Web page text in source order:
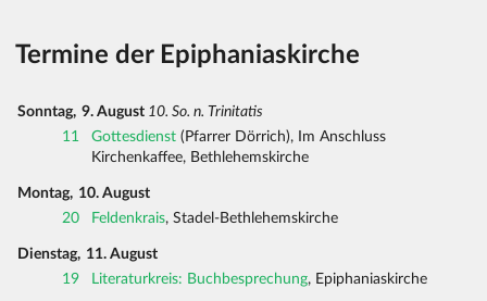
Termine der Epiphaniaskirche
Sonntag, 9. August 10. So. n. Trinitatis
11
Gottesdienst (Pfarrer Dörrich), Im Anschluss
Kirchenkaffee, Bethlehemskirche
Montag, 10. August
20
Feldenkrais, Stadel-Bethlehemskirche
Dienstag, 11. August
19
Literaturkreis: Buchbesprechung, Epiphaniaskirche